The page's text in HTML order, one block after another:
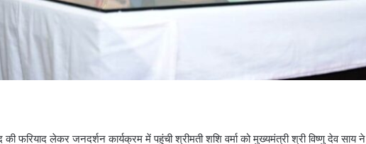
फरियाद लेकर जनदर्शन कार्यक्रम में पहुंची श्रीमती शशि वर्मा को मुख्यमंत्री श्री विष्णु देव साय ने